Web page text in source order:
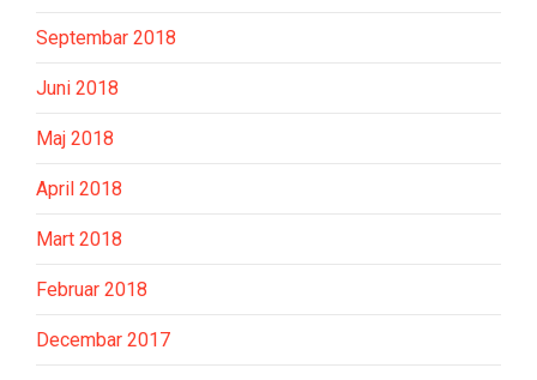
Septembar 2018
Juni 2018
Maj 2018
April 2018
Mart 2018
Februar 2018
Decembar 2017